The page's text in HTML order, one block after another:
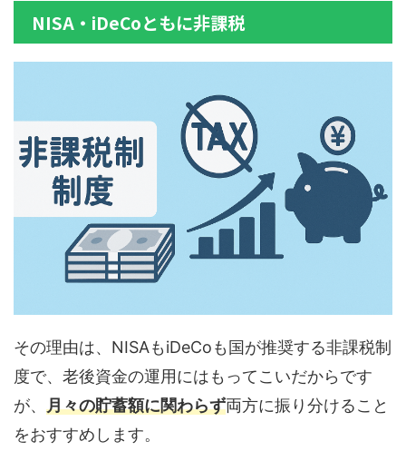
NISA・iDeCoともに非課税
その理由は、NISAもiDeCoも国が推奨する非課税制
度で、老後資金の運用にはもってこいだからです
が、 月々の貯蓄額に関わらず両方に振り分けること
をおすすめします。